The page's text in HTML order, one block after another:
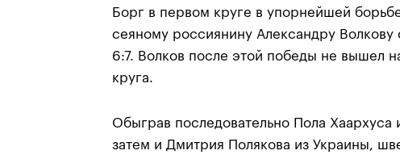
Борг в первом круге в упорнейшей
сеяному россиянину Александру Волкову
6:7. Волков после этой победы не вышел
круга.
Обыграв последовательно Пола Хаархуса
затем и Дмитрия Полякова из Украины,